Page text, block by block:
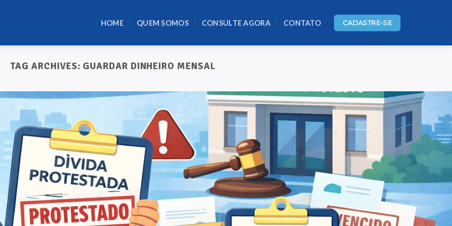
HOME QUEM SOMOS CONSULTE AGORA CONTATO CADASTRE-SE
TAG ARCHIVES: GUARDAR DINHEIRO MENSAL